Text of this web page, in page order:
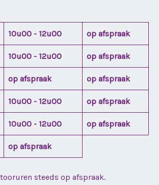
10u00 - 12u00 op afspraak
10u00 - 12u00 op afspraak
op afspraak op afspraak
10u00 - 12u00 op afspraak
10u00 - 12u00 op afspraak
op afspraak
steeds op afspraak.